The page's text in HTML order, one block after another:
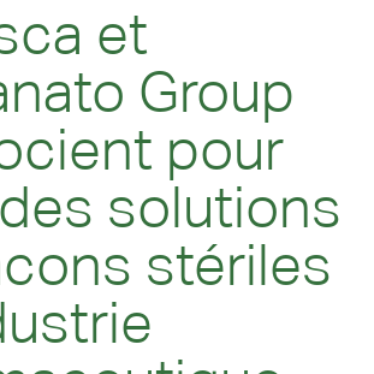
et
Group
pour
solutions
stériles